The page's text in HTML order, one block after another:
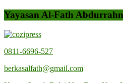
Yayasan Al-Fath
0811-6696-527
berkasalfath@gmail.com